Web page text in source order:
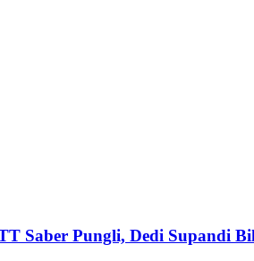
Saber Pungli, Dedi Supandi